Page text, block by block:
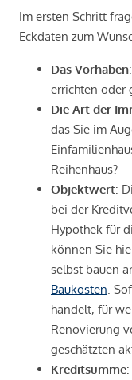
Im ersten Schritt
Eckdaten zum
Das Vorhaben
errichten oder
Die Art der
das Sie im
Reihenhaus?
Objektwert:
bei der
Hypothek für
können Sie
selbst bauen
Baukosten .
handelt, für
Renovierung
geschätzten
Kreditsumme